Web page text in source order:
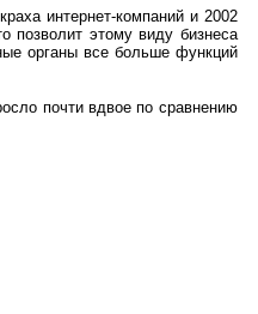
интернет-компаний и 2002
этому виду бизнеса
органы все больше функций
почти вдвое по сравнению